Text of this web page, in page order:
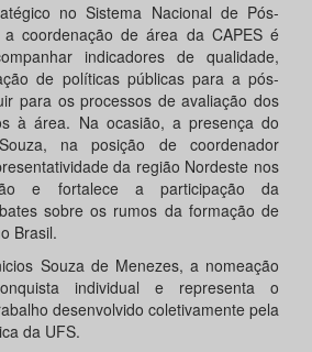
no Sistema Nacional de Pós-
a coordenação de área da CAPES é
indicadores de qualidade,
de políticas públicas para a pós-
para os processos de avaliação dos
à área. Na ocasião, a presença do
na posição de coordenador
da região Nordeste nos
e fortalece a participação da
sobre os rumos da formação de
Brasil.
Souza de Menezes, a nomeação
individual e representa o
desenvolvido coletivamente pela
da UFS.